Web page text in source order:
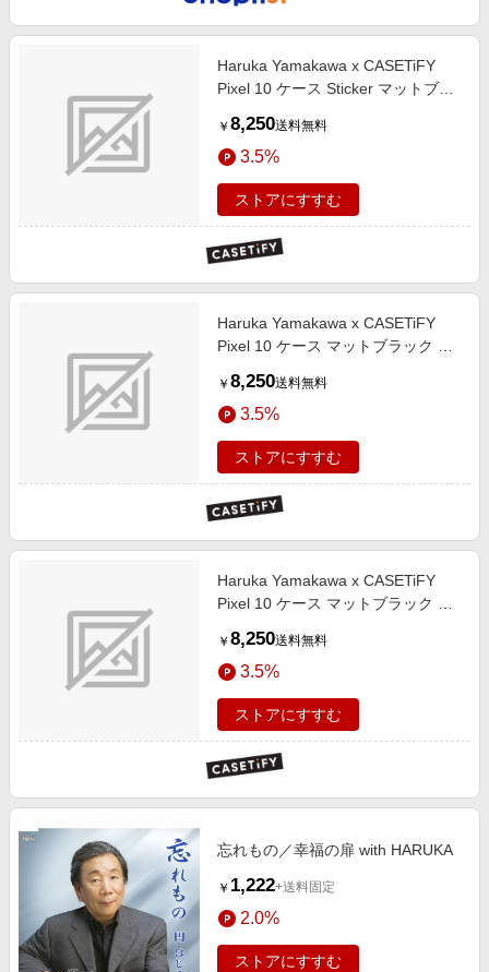
Haruka Yamakawa x CASETiFY
Pixel 10 ケース Sticker マットブラ
ス What I Bought
￥ 8,250送料無料
3.5%
ストアにすすむ
Haruka Yamakawa x CASETiFY
Pixel 10 ケース マットブラック マ
Customer From Space
￥ 8,250送料無料
3.5%
ストアにすすむ
Haruka Yamakawa x CASETiFY
Pixel 10 ケース マットブラック マ
Burning Toilet Paper
￥ 8,250送料無料
3.5%
ストアにすすむ
忘れもの／幸福の扉 with HARUKA
￥ 1,222+送料固定
2.0%
ストアにすすむ